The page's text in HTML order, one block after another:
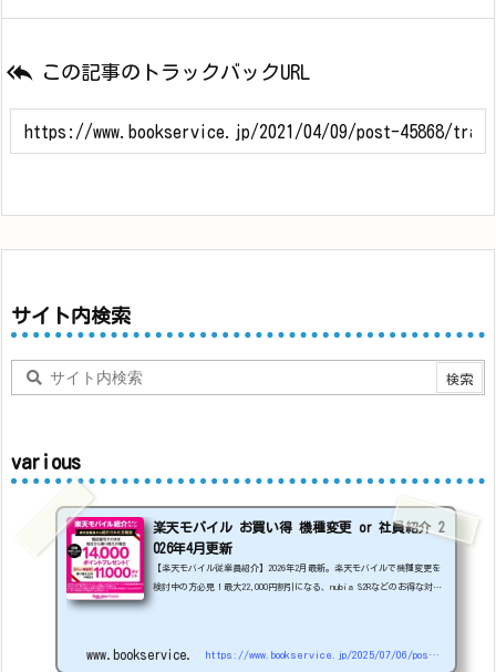
 この記事のトラックバックURL
サイト内検索
various
楽天モバイル お買い得 機種変更 or 社員紹介 2
026年4月更新
【楽天モバイル従業員紹介】2026年2月最新。楽天モバイルで機種変更を
検討中の方必見！最大22,000円割引になる、nubia S2Rなどのお得な対象
arrows We2 1円 arrows We2 Plus #1円
www.bookservice.jp https://www.bookservice.jp/2025/07/06/post-48181